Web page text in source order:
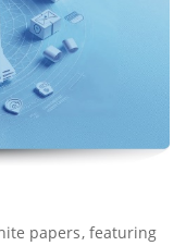
papers, featuring